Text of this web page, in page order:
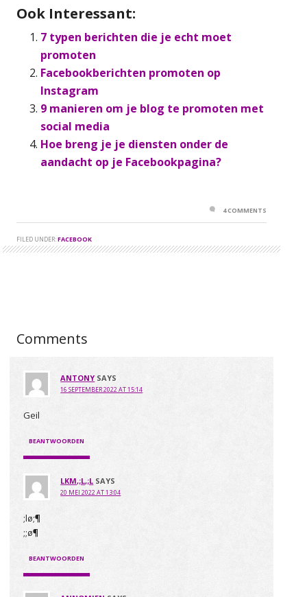
Ook Interessant:
7 typen berichten die je echt moet
promoten
Facebookberichten promoten op
Instagram
9 manieren om je blog te promoten met
social media
Hoe breng je je diensten onder de
aandacht op je Facebookpagina?
FILED UNDER:FACEBOOK
4 COMMENTS
Comments
ANTONY SAYS
16 SEPTEMBER 2022 AT 15:14
Geil
BEANTWOORDEN
LKM,;L,;L SAYS
20 MEI 2022 AT 13:04
;lø;¶
;;ø¶
BEANTWOORDEN